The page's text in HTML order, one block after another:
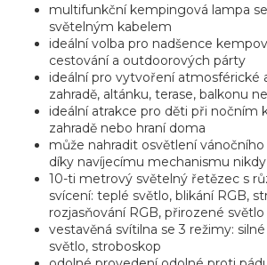
multifunkční kempingová lampa
světelným kabelem
ideální volba pro nadšence
cestování a outdoorových párty
ideální pro vytvoření atmosférické
zahradě, altánku, terase, balkonu
ideální atrakce pro děti při nočním
zahradě nebo hraní doma
může nahradit osvětlení
díky navíjecímu mechanismu
10-ti metrový světelný řetězec s
svícení: teplé světlo, blikání RGB,
rozjasňování RGB, přirozené světlo
vestavěná svítilna se 3 režimy:
světlo, stroboskop